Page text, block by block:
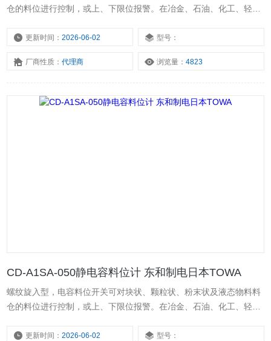
仓的料位进行控制，或上、下限位报警。在冶金、石油、化工、轻
电容料位计。CD-A1SA-050东和制电 标准型电容料位计 测量可靠。
更新时间：2026-06-02 型号：
厂商性质：代理商 浏览量：4823
CD-A1SA-050静电容料位计 东和制电日本TOWA
螺纹旋入型，电容料位开关可对块状、颗粒状、粉末状及液态物料料
仓的料位进行控制，或上、下限位报警。在冶金、石油、化工、轻
电容料位计。CD-A1SA-050东和制电 标准型电容料位计 测量可靠。
更新时间：2026-06-02 型号：